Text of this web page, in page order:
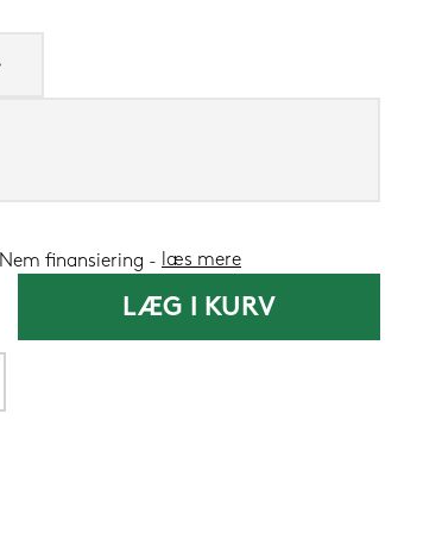
Nem finansiering læs mere
LÆG I KURV